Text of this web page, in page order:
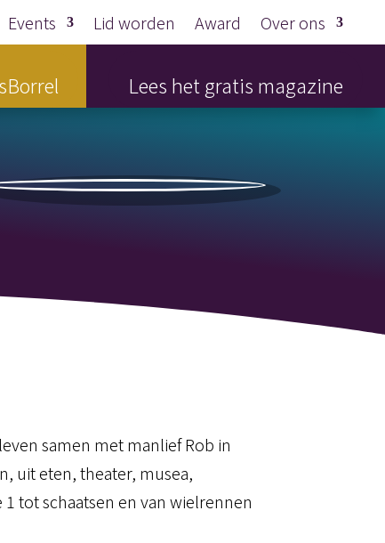
Events Lid worden Award Over ons
Lees het gratis magazine
samen met manlief Rob in
uit eten, theater, musea,
tot schaatsen en van wielrennen